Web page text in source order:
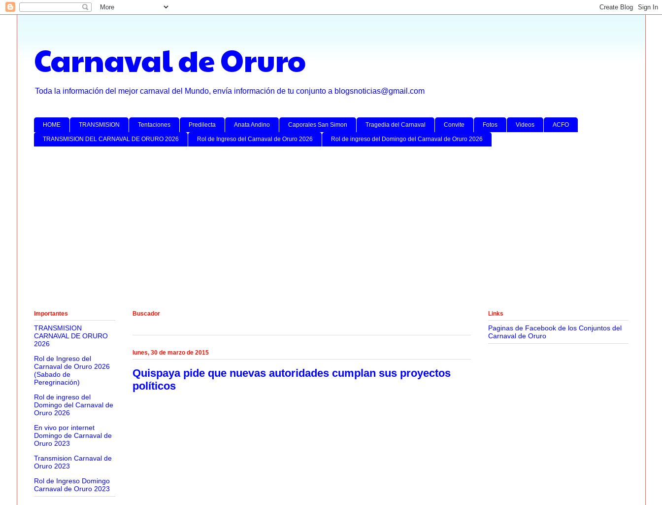
Carnaval de Oruro
Toda la información del mejor carnaval del Mundo, envía información de tu conjunto a blogsnoticias@gmail.com
HOME TRANSMISION Tentaciones Predilecta Anata Andino Caporales San Simon Tragedia del Carnaval Convite Fotos Videos ACFO
TRANSMISION DEL CARNAVAL DE ORURO 2026 Rol de Ingreso del Carnaval de Oruro 2026 Rol de ingreso del Domingo del Carnaval de Oruro 2026
Buscador
lunes, 30 de marzo de 2015
Quispaya pide que nuevas autoridades cumplan sus proyectos
políticos
Importantes
TRANSMISION
CARNAVAL DE ORURO
2026
Rol de Ingreso del
Carnaval de Oruro 2026
(Sabado de
Peregrinación)
Rol de ingreso del
Domingo del Carnaval de
Oruro 2026
En vivo por internet
Domingo de Carnaval de
Oruro 2023
Transmision Carnaval de
Oruro 2023
Rol de Ingreso Domingo
Carnaval de Oruro 2023
Links
Paginas de Facebook de los Conjuntos del
Carnaval de Oruro